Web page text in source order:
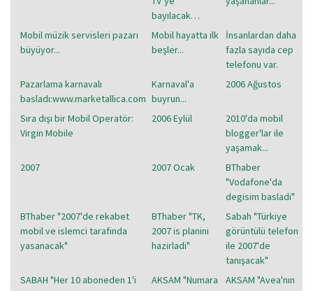
bayılacak…
Mobil müzik servisleri pazarı
büyüyor...
Mobil hayatta ilk
beşler...
İnsanlardan daha
fazla sayıda cep
telefonu var.
Pazarlama karnavalı
basladı:www.marketallica.com
Karnaval'a
buyrun...
2006 Ağustos
Sıra dışı bir Mobil Operatör:
Virgin Mobile
2006 Eylül
2010'da mobil
blogger'lar ile
yaşamak...
2007
2007 Ocak
BThaber
"Vodafone'da
degisim basladi"
BThaber "2007'de rekabet
mobil ve islemci tarafinda
yasanacak"
BThaber "TK,
2007 is planini
hazirladi"
Sabah "Türkiye
görüntülü telefon
ile 2007'de
tanışacak"
SABAH "Her 10 aboneden 1'i
AKSAM "Numara
AKSAM "Avea'nın